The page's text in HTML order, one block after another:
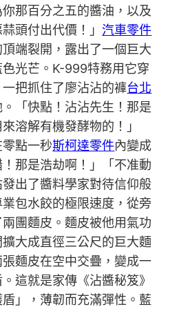
那百分之五的醬油，以及
頭付出代價！」汽車零件
端裂開，露出了一個巨大
光芒。K-999特務用它穿
把抓住了廖沾沾的褲台北
「快點！沾沾先生！那是
溶解有機發酵物的！」
零點一秒斯柯達零件內變成
那是浩劫啊！」「不准動
出了醬料學家對待信仰般
包水餃的極限速度，從旁
團麵皮。麵皮被他用氣功
大成直徑三公尺的巨大麵
麵皮在空中交疊，變成一
這就是家傳《沾醬秘笈》
」，薄韌而充滿彈性。藍